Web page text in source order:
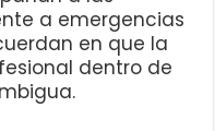
a emergencias
en que la
dentro de